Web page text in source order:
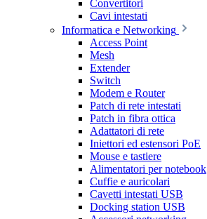
Convertitori
Cavi intestati
Informatica e Networking
Access Point
Mesh
Extender
Switch
Modem e Router
Patch di rete intestati
Patch in fibra ottica
Adattatori di rete
Iniettori ed estensori PoE
Mouse e tastiere
Alimentatori per notebook
Cuffie e auricolari
Cavetti intestati USB
Docking station USB